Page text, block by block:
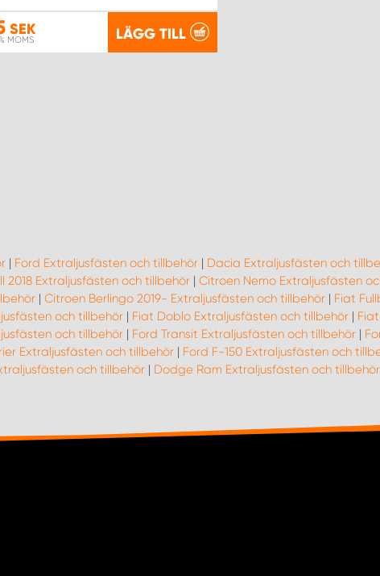
SEK
MOMS LÄGG TILL
| Ford Extraljusfästen och tillbehör | Dacia Extraljusfästen och
2018 Extraljusfästen och tillbehör | Citroen Nemo Extraljusfästen
| Citroen Berlingo 2019- Extraljusfästen och tillbehör | Fiat
och tillbehör | Fiat Doblo Extraljusfästen och tillbehör |
och tillbehör | Ford Transit Extraljusfästen och tillbehör |
Extraljusfästen och tillbehör| Ford F-150 Extraljusfästen och
och tillbehör| Dodge Ram Extraljusfästen och tillbehör